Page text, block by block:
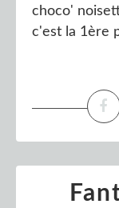
choco'
c'est la 1ère